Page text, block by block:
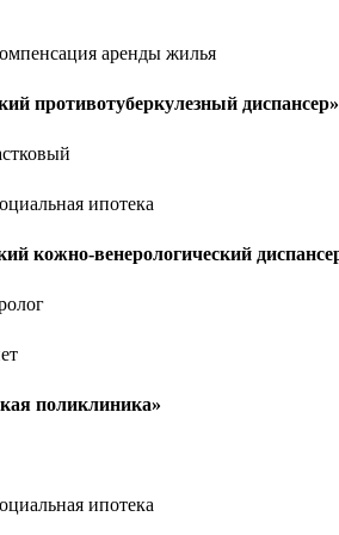
аренды жилья
противотуберкулезный диспансер»
ипотека
кожно-венерологический
поликлиника»
ипотека